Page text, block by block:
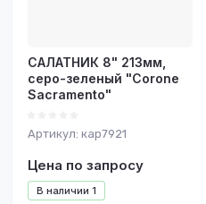
САЛАТНИК 8" 213мм,
серо-зеленый "Corone
Sacramento"
Артикул: кар7921
В наличии 1
Цена по запросу